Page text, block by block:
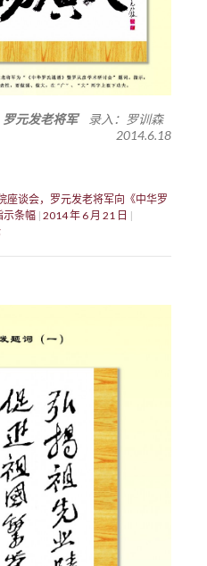
罗元发老将军录入：罗训森
2014.6.18
座谈会，罗元发老将军向《中华罗
示条幅 2014 年 6 月 21 日